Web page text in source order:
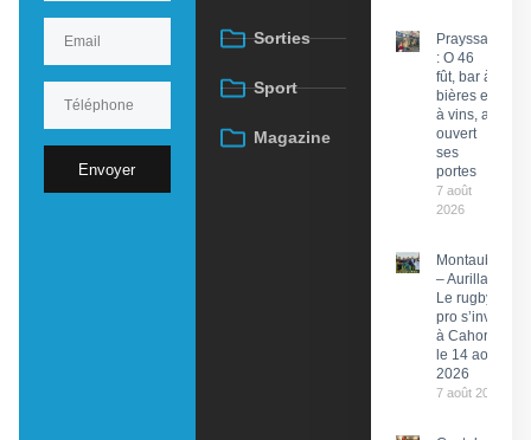
Envoyer
Sorties
Sport
Magazine
Prayssac
: O 46
fût, bar à
bières et
à vins, a
ouvert
ses
portes
7 août
2026
Montauban
– Aurillac :
Le rugby
pro s’invite
à Cahors
le 14 août
2026
7 août 2026